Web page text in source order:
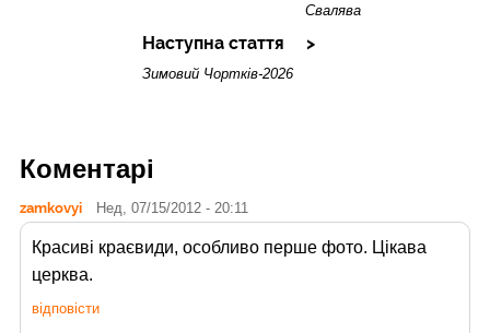
Свалява
Наступна стаття
Зимовий Чортків-2026
Коментарі
zamkovyi Нед, 07/15/2012 - 20:11
Красиві краєвиди, особливо перше фото. Цікава
церква.
відповісти